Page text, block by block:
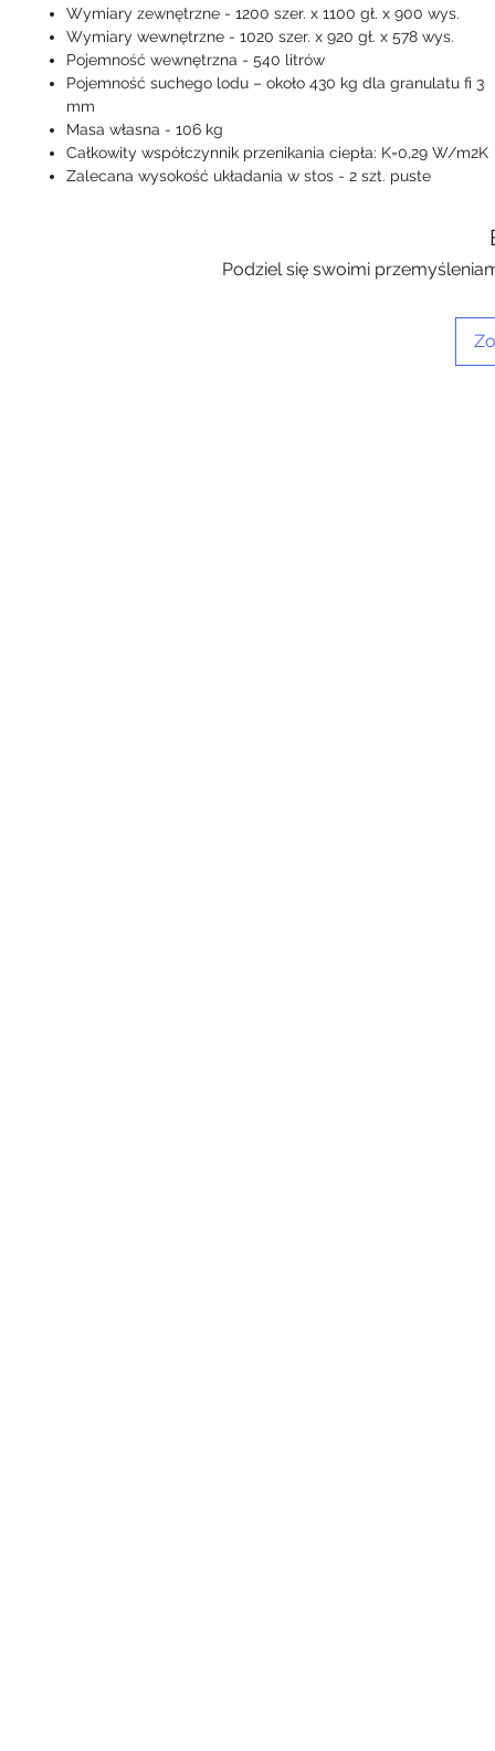
Wymiary zewnętrzne - 1200 szer. x 1100 gł. x 900 wys.
Wymiary wewnętrzne - 1020 szer. x 920 gł. x 578 wys.
Pojemność wewnętrzna - 540 litrów
Pojemność suchego lodu – około 430 kg dla granulatu fi 3
mm
Masa własna - 106 kg
Całkowity współczynnik przenikania ciepła: K=0,29 W/m2K
Zalecana wysokość układania w stos - 2 szt. puste
Podziel się swoimi